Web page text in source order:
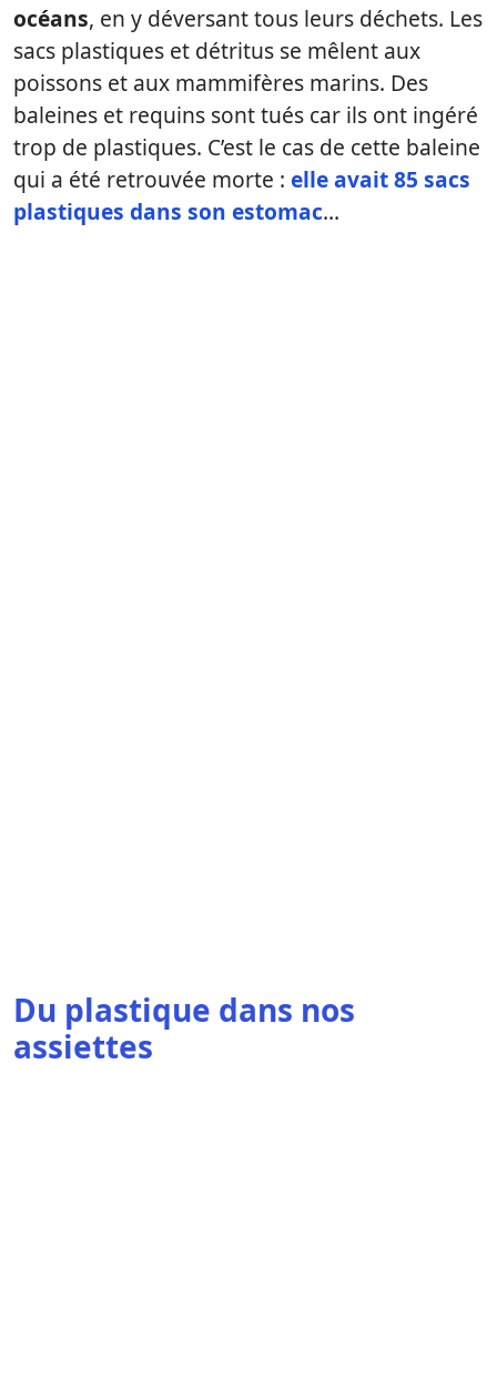
océans, en y déversant tous leurs déchets. Les
sacs plastiques et détritus se mêlent aux
poissons et aux mammifères marins. Des
baleines et requins sont tués car ils ont ingéré
trop de plastiques. C’est le cas de cette baleine
qui a été retrouvée morte : elle avait 85 sacs
plastiques dans son estomac…
Du plastique dans nos
assiettes